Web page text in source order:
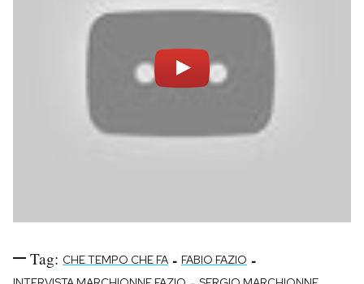
Tag: CHE TEMPO CHE FA - FABIO FAZIO -